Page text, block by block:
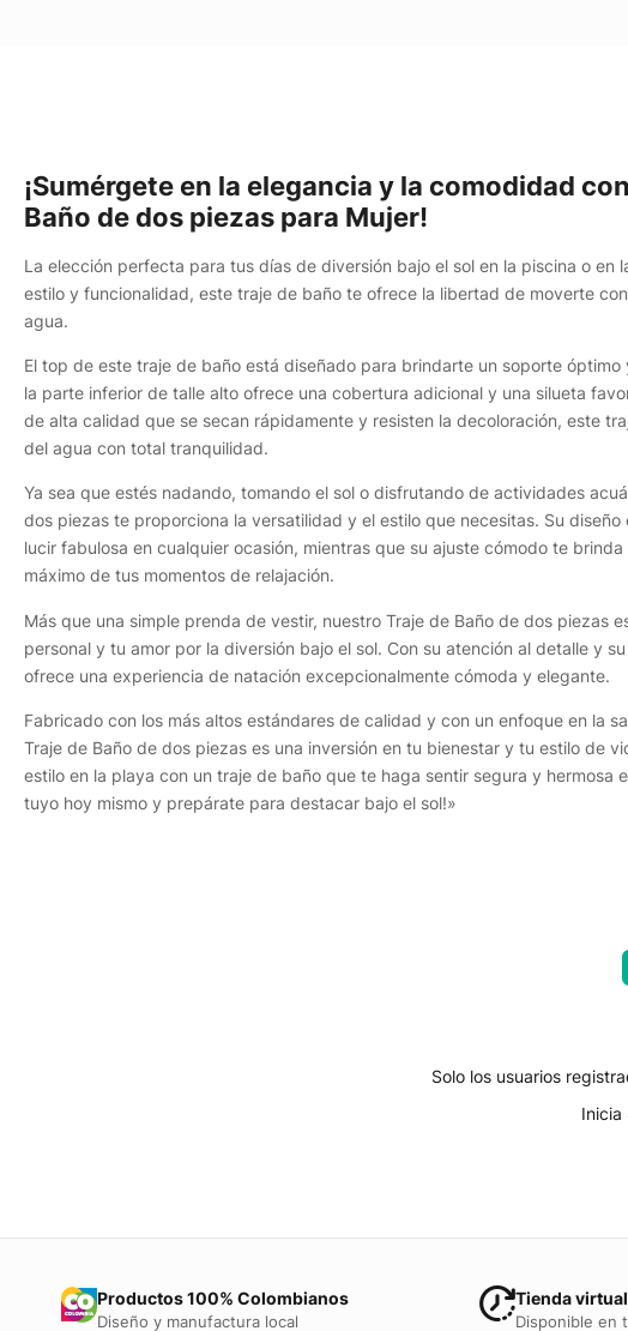
¡Sumérgete en la elegancia y la comodidad
Baño de dos piezas para Mujer!
La elección perfecta para tus días de diversión bajo el sol en la piscina o en
estilo y funcionalidad, este traje de baño te ofrece la libertad de moverte
agua.
El top de este traje de baño está diseñado para brindarte un soporte
la parte inferior de talle alto ofrece una cobertura adicional y una silueta
de alta calidad que se secan rápidamente y resisten la decoloración, este
del agua con total tranquilidad.
Ya sea que estés nadando, tomando el sol o disfrutando de actividades
dos piezas te proporciona la versatilidad y el estilo que necesitas. Su
lucir fabulosa en cualquier ocasión, mientras que su ajuste cómodo te
máximo de tus momentos de relajación.
Más que una simple prenda de vestir, nuestro Traje de Baño de dos piezas
personal y tu amor por la diversión bajo el sol. Con su atención al detalle y
ofrece una experiencia de natación excepcionalmente cómoda y elegante.
Fabricado con los más altos estándares de calidad y con un enfoque en la
Traje de Baño de dos piezas es una inversión en tu bienestar y tu estilo de
estilo en la playa con un traje de baño que te haga sentir segura y hermosa
tuyo hoy mismo y prepárate para destacar bajo el sol!»
Solo los usuarios
Inicia
Productos 100% Colombianos
Diseño y manufactura local
Tienda
Disponible en